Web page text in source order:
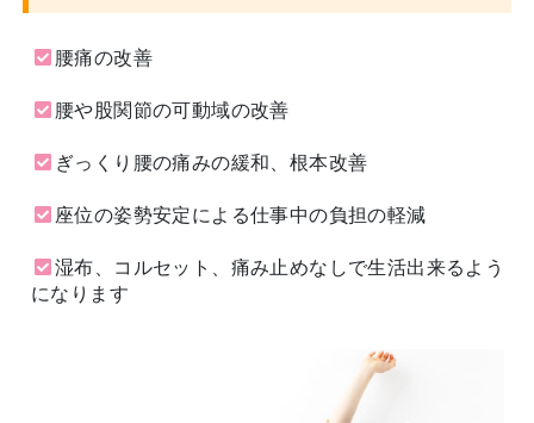
腰痛の改善
腰や股関節の可動域の改善
ぎっくり腰の痛みの緩和、根本改善
座位の姿勢安定による仕事中の負担の軽減
湿布、コルセット、痛み止めなしで生活出来るよう
になります